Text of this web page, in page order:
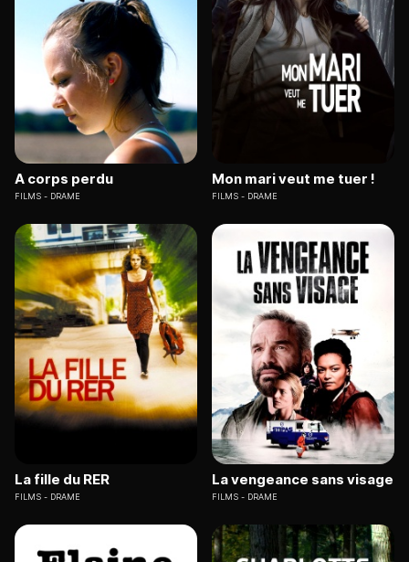
A corps perdu
FILMS DRAME
Mon mari veut me tuer !
FILMS DRAME
La fille du RER
FILMS DRAME
La vengeance sans visage
FILMS DRAME